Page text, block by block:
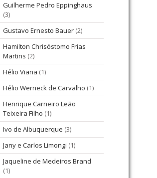
Guilherme Pedro Eppinghaus
(3)
Gustavo Ernesto Bauer (2)
Hamilton Chrisóstomo Frias
Martins (2)
Hélio Viana (1)
Hélio Werneck de Carvalho (1)
Henrique Carneiro Leão
Teixeira Filho (1)
Ivo de Albuquerque (3)
Jany e Carlos Limongi (1)
Jaqueline de Medeiros Brand
(1)